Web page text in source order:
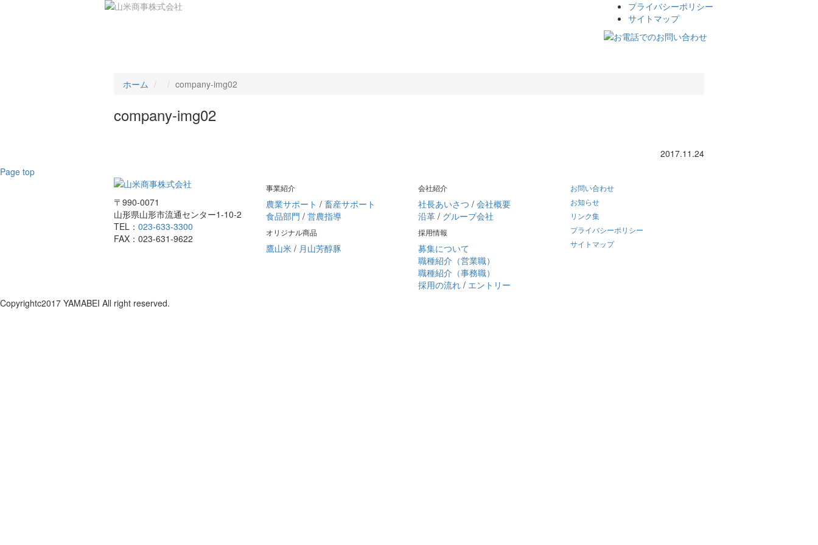
プライバシーポリシー
サイトマップ
ホーム company-img02
company-img02
2017.11.24
Page top
〒990-0071
山形県山形市流通センター1-10-2
TEL： 023-633-3300
FAX：023-631-9622
事業紹介
農業サポート / 畜産サポート
食品部門 / 営農指導
オリジナル商品
鷹山米 / 月山芳醇豚
会社紹介
社長あいさつ / 会社概要
沿革 / グループ会社
採用情報
募集について
職種紹介（営業職）
職種紹介（事務職）
採用の流れ / エントリー
お問い合わせ
お知らせ
リンク集
プライバシーポリシー
サイトマップ
Copyrightc2017 YAMABEI All right reserved.